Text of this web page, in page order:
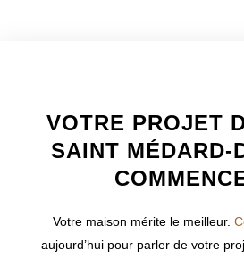
VOTRE PROJET
SAINT MÉDARD-
Votre maison mérite le meilleur.
aujourd’hui pour parler de votre